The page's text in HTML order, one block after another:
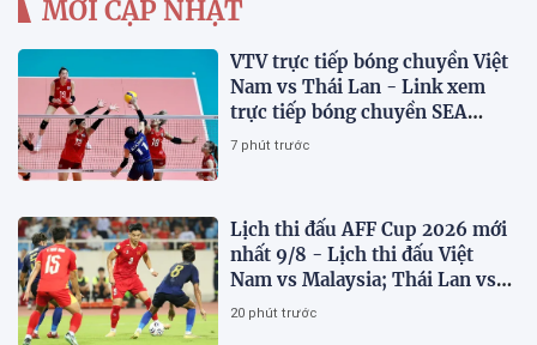
MỚI CẬP NHẬT
VTV trực tiếp bóng chuyền Việt
Nam vs Thái Lan - Link xem
trực tiếp bóng chuyền SEA
V.Cup 2026 hôm nay 9/8
7 phút trước
Lịch thi đấu AFF Cup 2026 mới
nhất 9/8 - Lịch thi đấu Việt
Nam vs Malaysia; Thái Lan vs
Singapore
20 phút trước